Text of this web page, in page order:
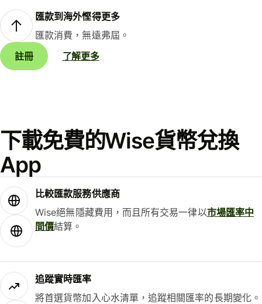
匯款到海外慳得更多
匯款消費，無遠弗屆。
註冊
了解更多
下載免費的Wise貨幣兌換
App
比較匯款服務供應商
Wise絕無隱藏費用，而且所有交易一律以市場匯率中
間價結算。
追蹤實時匯率
將首選貨幣加入心水清單，追蹤相關匯率的長期變化。